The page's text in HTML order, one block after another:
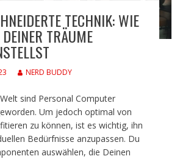
TECHNIK: WIE D
TRÄUME Z
NERD BUDDY
sind Personal Computer
Um jedoch optimal von
zu können, ist es wichtig, ihn
Bedürfnisse anzupassen. Du
auswählen, die Deinen